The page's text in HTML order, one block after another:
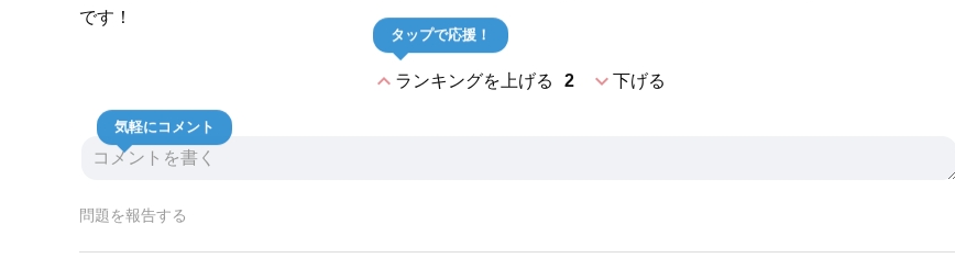
です！
expand_lessランキングを上げる 2
タップで応援！
expand_more下げる
気軽にコメント
問題を報告する